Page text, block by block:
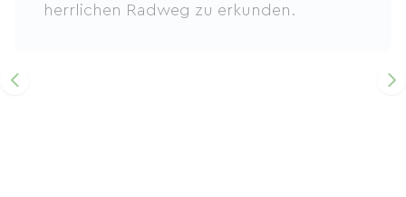
herrlichen Radweg zu erkunden.